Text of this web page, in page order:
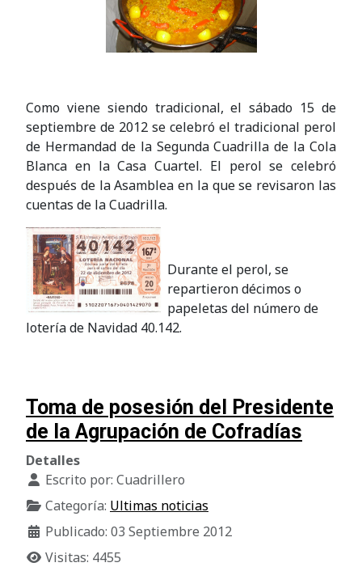
Como viene siendo tradicional, el sábado 15 de
septiembre de 2012 se celebró el tradicional perol
de Hermandad de la Segunda Cuadrilla de la Cola
Blanca en la Casa Cuartel. El perol se celebró
después de la Asamblea en la que se revisaron las
cuentas de la Cuadrilla.
Durante el perol, se
repartieron décimos o
papeletas del número de
lotería de Navidad 40.142.
Toma de posesión del Presidente
de la Agrupación de Cofradías
Detalles
Escrito por: Cuadrillero
Categoría: Ultimas noticias
Publicado: 03 Septiembre 2012
Visitas: 4455